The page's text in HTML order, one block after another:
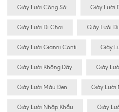
Giày Lười Công Sở Giày Lười
Giày Lười Đi Chơi Giày Lười
Giày Lười Gianni Conti Giày
Giày Lười Không Dây Giày
Giày Lười Màu Đen Giày Lười
Giày Lười Nhập Khẩu Giày